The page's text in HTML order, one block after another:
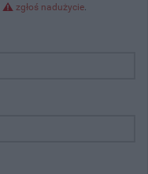
zgłoś nadużycie.